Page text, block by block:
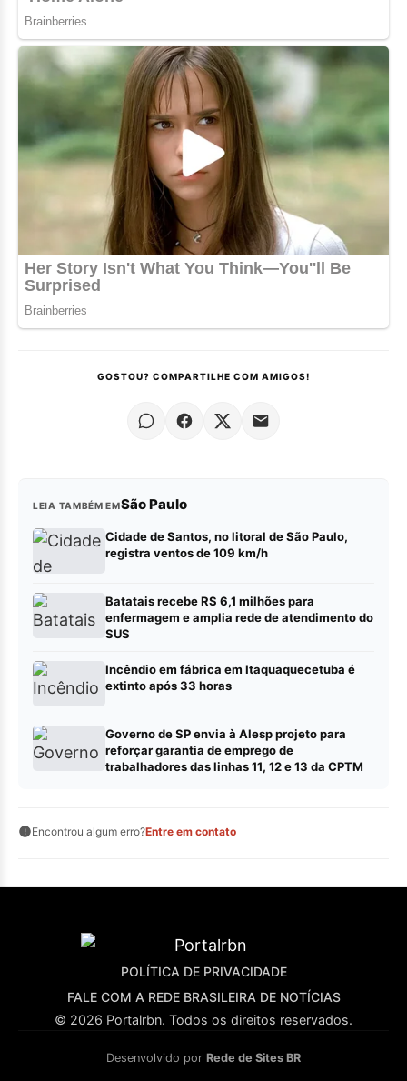
GOSTOU? COMPARTILHE COM AMIGOS!
LEIA TAMBÉM EMSão Paulo
Cidade de Santos, no litoral de São Paulo,
registra ventos de 109 km/h
Batatais recebe R$ 6,1 milhões para
enfermagem e amplia rede de atendimento do
SUS
Incêndio em fábrica em Itaquaquecetuba é
extinto após 33 horas
Governo de SP envia à Alesp projeto para
reforçar garantia de emprego de
trabalhadores das linhas 11, 12 e 13 da CPTM
Encontrou algum erro?Entre em contato
POLÍTICA DE PRIVACIDADE
FALE COM A REDE BRASILEIRA DE NOTÍCIAS
© 2026 Portalrbn. Todos os direitos reservados.
Desenvolvido por Rede de Sites BR